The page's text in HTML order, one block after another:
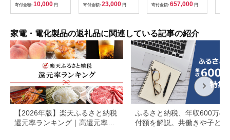
寄付金額: 10,000 円 寄付金額: 23,000 円 寄付金額: 657,000 円
家電・電化製品の返礼品に関連している記事の紹介
【2026年版】楽天ふるさと納税
還元率ランキング｜高還元率返
ふるさと納税、年収600万の
付額を解説。共働きや子ども